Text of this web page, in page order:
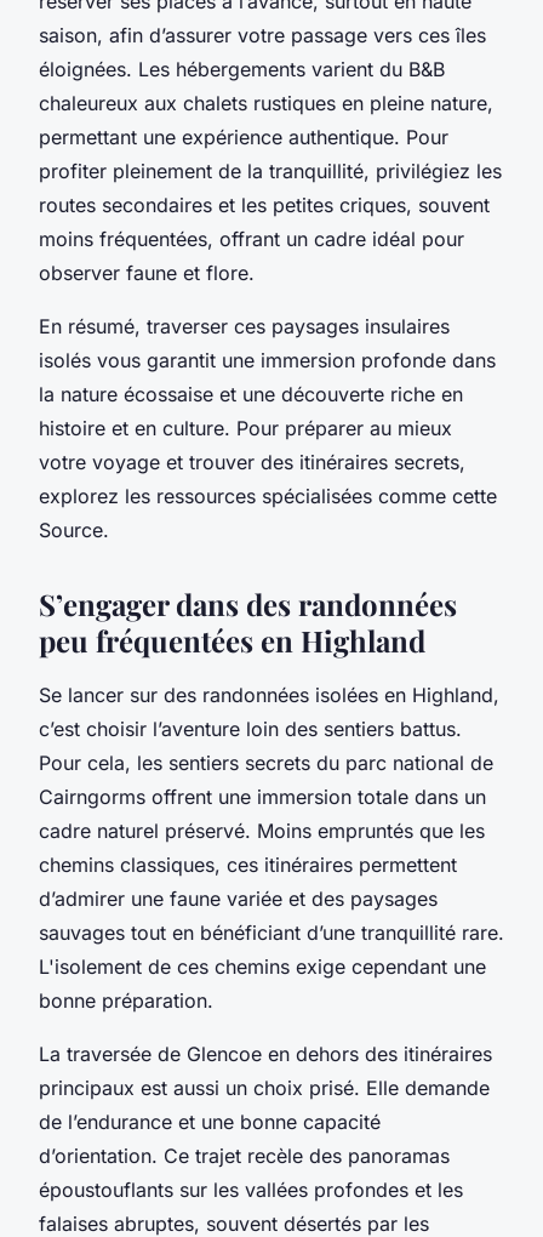
saison, afin d’assurer votre passage vers ces îles
éloignées. Les hébergements varient du B&B
chaleureux aux chalets rustiques en pleine nature,
permettant une expérience authentique. Pour
profiter pleinement de la tranquillité, privilégiez les
routes secondaires et les petites criques, souvent
moins fréquentées, offrant un cadre idéal pour
observer faune et flore.
En résumé, traverser ces paysages insulaires
isolés vous garantit une immersion profonde dans
la nature écossaise et une découverte riche en
histoire et en culture. Pour préparer au mieux
votre voyage et trouver des itinéraires secrets,
explorez les ressources spécialisées comme cette
Source.
S’engager dans des randonnées
peu fréquentées en Highland
Se lancer sur des randonnées isolées en Highland,
c’est choisir l’aventure loin des sentiers battus.
Pour cela, les sentiers secrets du parc national de
Cairngorms offrent une immersion totale dans un
cadre naturel préservé. Moins empruntés que les
chemins classiques, ces itinéraires permettent
d’admirer une faune variée et des paysages
sauvages tout en bénéficiant d’une tranquillité rare.
L'isolement de ces chemins exige cependant une
bonne préparation.
La traversée de Glencoe en dehors des itinéraires
principaux est aussi un choix prisé. Elle demande
de l’endurance et une bonne capacité
d’orientation. Ce trajet recèle des panoramas
époustouflants sur les vallées profondes et les
falaises abruptes, souvent désertés par les